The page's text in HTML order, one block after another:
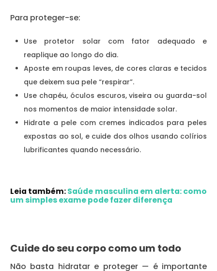
Para proteger-se:
Use protetor solar com fator adequado e
reaplique ao longo do dia.
Aposte em roupas leves, de cores claras e tecidos
que deixem sua pele “respirar”.
Use chapéu, óculos escuros, viseira ou guarda-sol
nos momentos de maior intensidade solar.
Hidrate a pele com cremes indicados para peles
expostas ao sol, e cuide dos olhos usando colírios
lubrificantes quando necessário.
Leia também:Saúde masculina em alerta: como
um simples exame pode fazer diferença
Cuide do seu corpo como um todo
Não basta hidratar e proteger — é importante